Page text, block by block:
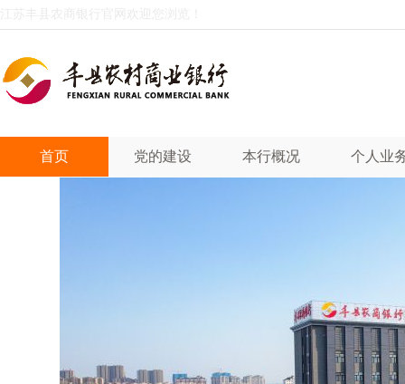
首页 党的建设 本行概况 个人业